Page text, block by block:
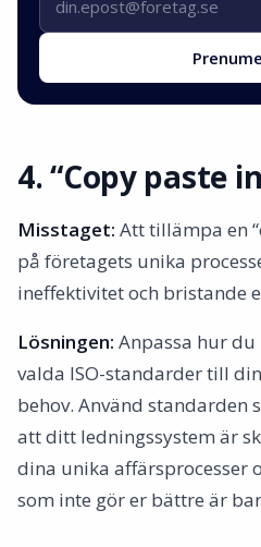
4. “Copy paste
Misstaget: Att tillämpa en
på företagets unika
ineffektivitet och bristande
Lösningen: Anpassa hur
valda ISO-standarder till
behov. Använd standarden
att ditt ledningssystem är
dina unika affärsprocesser
som inte gör er bättre är